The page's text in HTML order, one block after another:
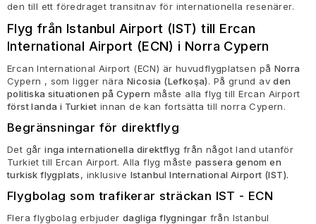
den till ett föredraget transitnav för internationella resenärer.
Flyg från Istanbul Airport (IST) till Ercan
International Airport (ECN) i Norra Cypern
Ercan International Airport (ECN) är huvudflygplatsen på Norra
Cypern , som ligger nära Nicosia (Lefkoşa). På grund avden
politiska situationen på Cypern måste alla flyg till Ercan Airport
först landa i Turkiet innan de kan fortsätta till norra Cypern.
Begränsningar för direktflyg
Det gåringa internationella direktflyg från något land utanför
Turkiet till Ercan Airport. Alla flyg måste passera genom en
turkisk flygplats, inklusive Istanbul International Airport (IST).
Flygbolag som trafikerar sträckan IST - ECN
Flera flygbolag erbjuder dagliga flygningar från Istanbul